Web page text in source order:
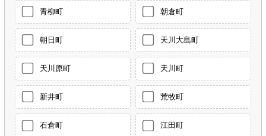
青柳町 朝倉町
朝日町 天川大島町
天川原町 天川町
新井町 荒牧町
石倉町 江田町